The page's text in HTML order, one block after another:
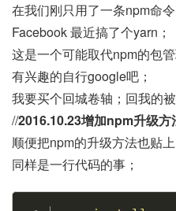
在我们刚只用了一条npm命令
Facebook 最近搞了个yarn；
这是一个可能取代npm的包管
有兴趣的自行google吧；
我要买个回城卷轴；回我的被
//2016.10.23增加npm升级方
顺便把npm的升级方法也贴上
同样是一行代码的事；